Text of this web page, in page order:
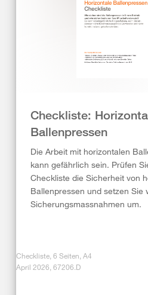
Checkliste:
Ballenpressen
Die Arbeit mit horizontalen
kann gefährlich sein. Prüfen
Checkliste die Sicherheit von
Ballenpressen und setzen Sie
Sicherungsmassnahmen um.
Checkliste, 6 Seiten, A4
April 2026, 67206.D